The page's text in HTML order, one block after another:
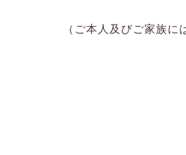
（ご本人及びご家族に